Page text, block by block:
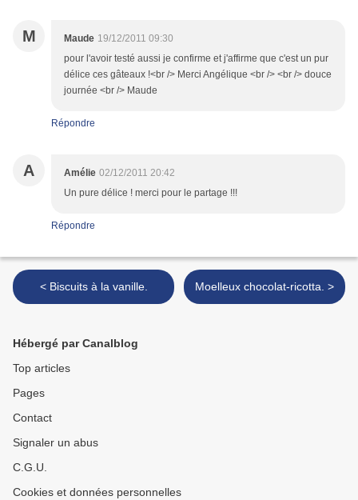
M Maude 19/12/2011 09:30
pour l'avoir testé aussi je confirme et j'affirme que c'est un pur
délice ces gâteaux !<br /> Merci Angélique <br /> <br /> douce
journée <br /> Maude
Répondre
A Amélie 02/12/2011 20:42
Un pure délice ! merci pour le partage !!!
Répondre
< Biscuits à la vanille. Moelleux chocolat-ricotta. >
Hébergé par Canalblog
Top articles
Pages
Contact
Signaler un abus
C.G.U.
Cookies et données personnelles